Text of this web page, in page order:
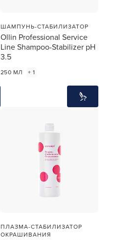
ШАМПУНЬ-СТАБИЛИЗАТОР
Ollin Professional Service
Line Shampoo-Stabilizer pH
3.5
250 МЛ + 1
ПЛАЗМА-СТАБИЛИЗАТОР
ОКРАШИВАНИЯ